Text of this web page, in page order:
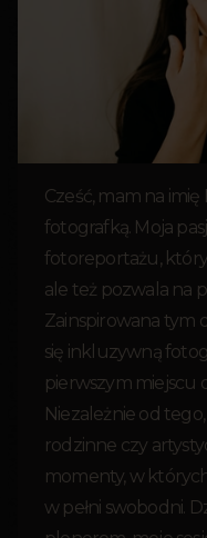
Cześć, mam na
fotografką. Moja
fotoreportażu,
ale też pozwala na
Zainspirowana tym
się inkluzywną
pierwszym miejscu
Niezależnie od
rodzinne czy
momenty, w
w pełni swobodni.